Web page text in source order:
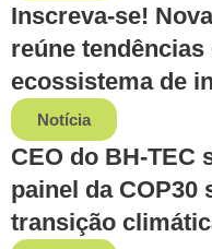
Inscreva-se!
reúne
ecossistema de
Notícia
CEO do BH-TEC
painel da COP30
transição